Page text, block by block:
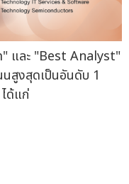
และ "Best Analyst"
นสูงสุดเป็นอันดับ 1
ด้แก่